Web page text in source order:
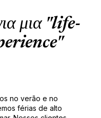
μια "life-
no verão e no
férias de alto